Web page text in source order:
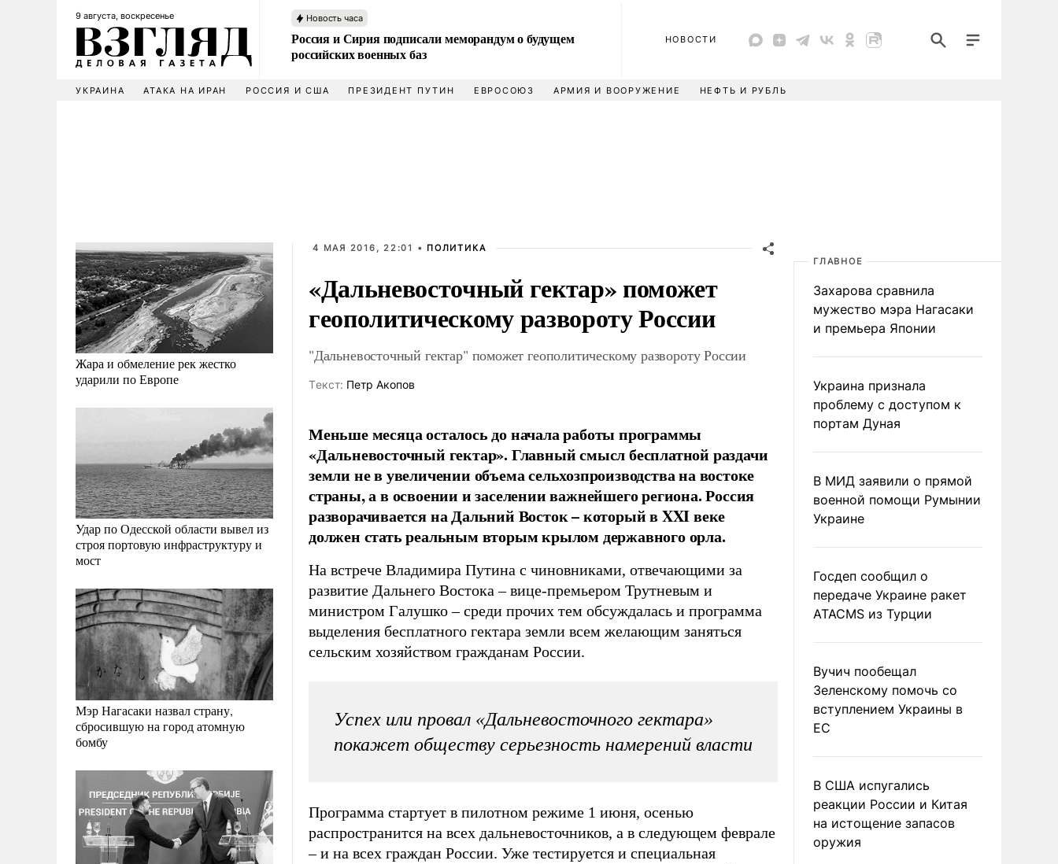
9 августа, воскресенье Новость часа
Россия и Сирия подписали меморандум о будущем
российских военных баз
НОВОСТИ
УКРАИНА АТАКА НА ИРАН РОССИЯ И США ПРЕЗИДЕНТ ПУТИН ЕВРОСОЮЗ АРМИЯ И ВООРУЖЕНИЕ НЕФТЬ И РУБЛЬ
Жара и обмеление рек жестко
ударили по Европе
Удар по Одесской области вывел из
строя портовую инфраструктуру и
мост
Мэр Нагасаки назвал страну,
сбросившую на город атомную
бомбу
4 МАЯ 2016, 22:01 • ПОЛИТИКА
«Дальневосточный гектар» поможет
геополитическому развороту России
"Дальневосточный гектар" поможет геополитическому развороту России
Tекст: Петр Акопов
Меньше месяца осталось до начала работы программы
«Дальневосточный гектар». Главный смысл бесплатной раздачи
земли не в увеличении объема сельхозпроизводства на востоке
страны, а в освоении и заселении важнейшего региона. Россия
разворачивается на Дальний Восток – который в XXI веке
должен стать реальным вторым крылом державного орла.
На встрече Владимира Путина с чиновниками, отвечающими за
развитие Дальнего Востока – вице-премьером Трутневым и
министром Галушко – среди прочих тем обсуждалась и программа
выделения бесплатного гектара земли всем желающим заняться
сельским хозяйством гражданам России.
Успех или провал «Дальневосточного гектара»
покажет обществу серьезность намерений власти
Программа стартует в пилотном режиме 1 июня, осенью
распространится на всех дальневосточников, а в следующем феврале
– и на всех граждан России. Уже тестируется и специальная
ГЛАВНОЕ
Захарова сравнила
мужество мэра Нагасаки
и премьера Японии
Украина признала
проблему с доступом к
портам Дуная
В МИД заявили о прямой
военной помощи Румынии
Украине
Госдеп сообщил о
передаче Украине ракет
ATACMS из Турции
Вучич пообещал
Зеленскому помочь со
вступлением Украины в
ЕС
В США испугались
реакции России и Китая
на истощение запасов
оружия